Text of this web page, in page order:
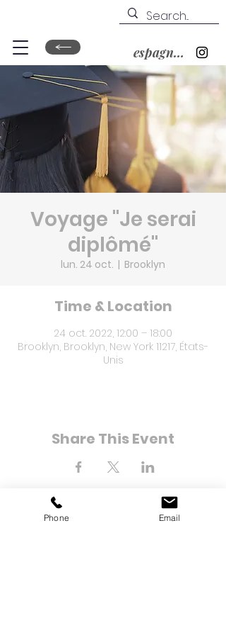
espagnol&nbsp;?
Voyage "Je serai
diplômé"
lun. 24 oct.
  |
Brooklyn
Time & Location
24 oct. 2022, 12:00 – 18:00
Brooklyn, Brooklyn, New York 11217, États-
Unis
Share This Event
Phone Email